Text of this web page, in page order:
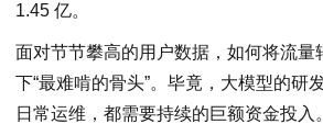
1.45 亿。
面对节节攀高的用户数据，如何将流量
下“最难啃的骨头”。毕竟，大模型的研
日常运维，都需要持续的巨额资金投